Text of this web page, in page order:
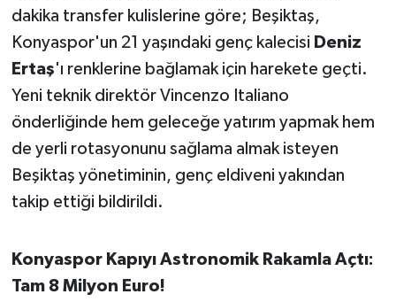
dakika transfer kulislerine göre; Beşiktaş,
Konyaspor'un 21 yaşındaki genç kalecisi Deniz
Ertaş'ı renklerine bağlamak için harekete geçti.
Yeni teknik direktör Vincenzo Italiano
önderliğinde hem geleceğe yatırım yapmak hem
de yerli rotasyonunu sağlama almak isteyen
Beşiktaş yönetiminin, genç eldiveni yakından
takip ettiği bildirildi.
Konyaspor Kapıyı Astronomik Rakamla Açtı:
Tam 8 Milyon Euro!
Manyas
OLAY
OTOMOTİV
Resmi İlanlar
SAĞLIK
SEYAHAT